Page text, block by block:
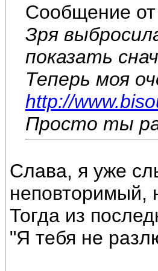
Сообщение от
Зря
показать
Теперь моя
http://
Просто ты
Слава, я уже
неповторимый,
Тогда из
"Я тебя не